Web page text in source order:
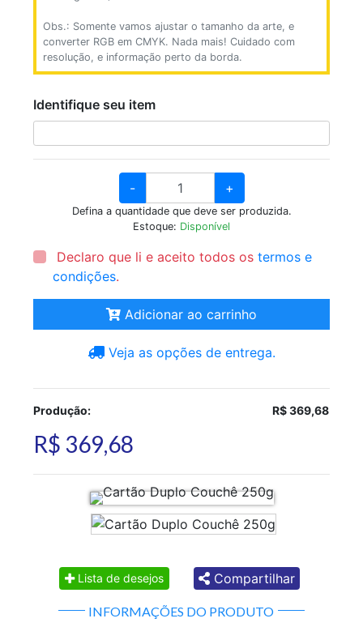
Obs.: Somente vamos ajustar o tamanho da arte, e
converter RGB em CMYK. Nada mais! Cuidado com
resolução, e informação perto da borda.
Identifique seu item
- +
Defina a quantidade que deve ser produzida.
Estoque: Disponível
Declaro que li e aceito todos ostermos e
condições.
Adicionar ao carrinho
Veja as opções de entrega.
Produção: R$ 369,68
R$ 369,68
Lista de desejos Compartilhar
INFORMAÇÕES DO PRODUTO